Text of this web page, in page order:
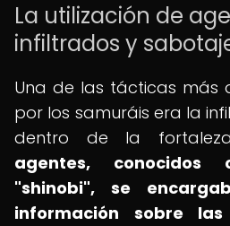
La utilización de
infiltrados y
Una de las tácticas más
por los samuráis era la
dentro de la
agentes,
"shinobi", se
información sobre